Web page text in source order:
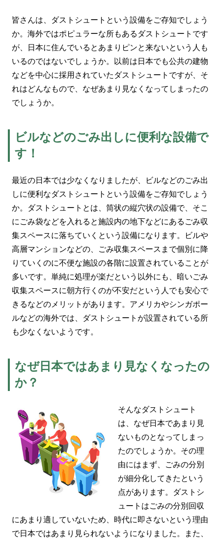
皆さんは、ダストシュートという設備をご存知でしょう
か。海外ではポピュラーな所もあるダストシュートです
が、日本に住んでいるとあまりピンと来ないという人も
いるのではないでしょうか。以前は日本でも公共の建物
などを中心に採用されていたダストシュートですが、そ
れはどんなもので、なぜあまり見なくなってしまったの
でしょうか。
ビルなどのごみ出しに便利な設備で
す！
最近の日本では少なくなりましたが、ビルなどのごみ出
しに便利なダストシュートという設備をご存知でしょう
か。ダストシュートとは、筒状の縦穴状の設備で、そこ
にごみ袋などを入れると施設内の地下などにあるごみ収
集スペースに落ちていくという設備になります。ビルや
高層マンションなどの、ごみ収集スペースまで個別に降
りていくのに不便な施設の各階に設置されていることが
多いです。単純に処理が楽だという以外にも、暗いごみ
収集スペースに朝方行くのが不安だという人でも安心で
きるなどのメリットがあります。アメリカやシンガポー
ルなどの海外では、ダストシュートが設置されている所
も少なくないようです。
なぜ日本ではあまり見なくなったの
か？
そんなダストシュート
は、なぜ日本であまり見
ないものとなってしまっ
たのでしょうか。その理
由にはまず、ごみの分別
が細分化してきたという
点があります。ダストシ
ュートはごみの分別回収
にあまり適していないため、時代に即さないという理由
で日本ではあまり見られないようになりました。また、